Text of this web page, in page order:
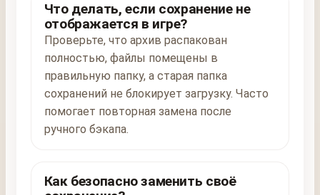
Что делать, если сохранение не
отображается в игре?
Проверьте, что архив распакован
полностью, файлы помещены в
правильную папку, а старая папка
сохранений не блокирует загрузку. Часто
помогает повторная замена после
ручного бэкапа.
Как безопасно заменить своё